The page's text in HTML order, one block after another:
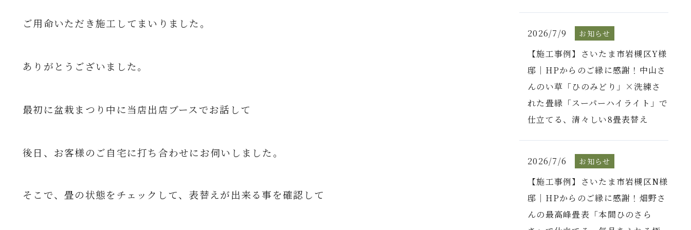
ご用命いただき施工してまいりました。
ありがとうございました。
最初に盆栽まつり中に当店出店ブースでお話して
後日、お客様のご自宅に打ち合わせにお伺いしました。
そこで、畳の状態をチェックして、表替えが出来る事を確認して
2026/7/9 お知らせ
【施工事例】さいたま市岩槻区Y様
邸｜HPからのご縁に感謝！中山さ
んのい草「ひのみどり」×洗練さ
れた畳縁「スーパーハイライト」で
仕立てる、清々しい8畳表替え
2026/7/6 お知らせ
【施工事例】さいたま市岩槻区N様
邸｜HPからのご縁に感謝！畑野さ
んの最高峰畳表「本間ひのさら